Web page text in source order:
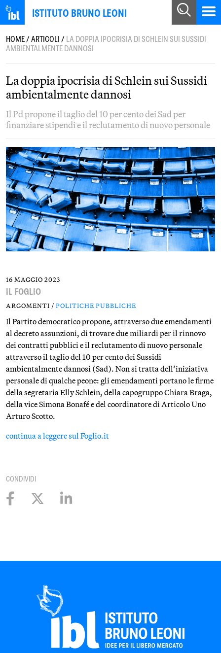
ISTITUTO BRUNO LEONI
HOME/ARTICOLI/LA DOPPIA IPOCRISIA DI SCHLEIN SUI SUSSIDI
AMBIENTALMENTE DANNOSI
La doppia ipocrisia di Schlein sui Sussidi
ambientalmente dannosi
Il Pd propone il taglio del 10 per cento dei Sad per
finanziare stipendi e il reclutamento di nuovo personale
16 MAGGIO 2023
IL FOGLIO
ARGOMENTI / POLITICHE PUBBLICHE
Il Partito democratico propone, attraverso due emendamenti
al decreto assunzioni, di trovare due miliardi per il rinnovo
dei contratti pubblici e il reclutamento di nuovo personale
attraverso il taglio del 10 per cento dei Sussidi
ambientalmente dannosi (Sad). Non si tratta dell’iniziativa
personale di qualche peone: gli emendamenti portano le firme
della segretaria Elly Schlein, della capogruppo Chiara Braga,
della vice Simona Bonafé e del coordinatore di Articolo Uno
Arturo Scotto.
continua a leggere sul Foglio.it
CONDIVIDI